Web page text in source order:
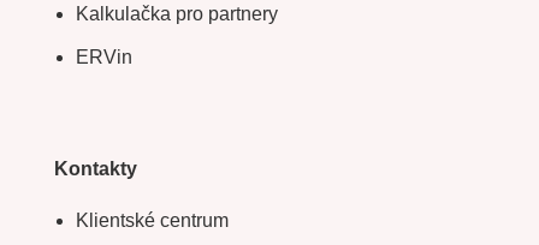
Kalkulačka pro partnery
ERVin
Kontakty
Klientské centrum